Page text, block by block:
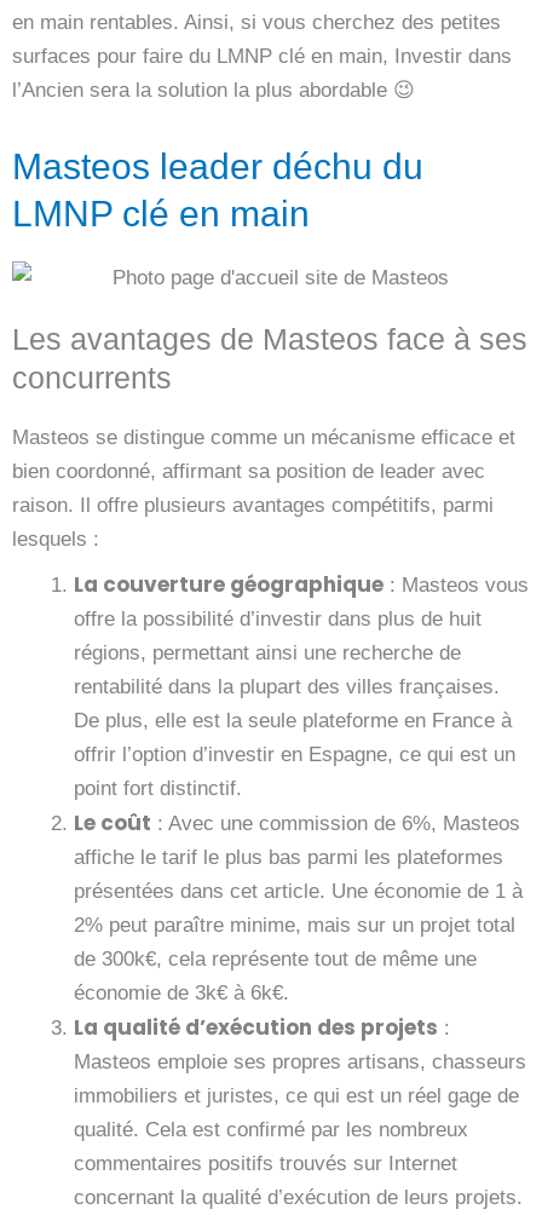
en main rentables. Ainsi, si vous cherchez des petites
surfaces pour faire du LMNP clé en main, Investir dans
l’Ancien sera la solution la plus abordable 😉
Masteos leader déchu du
LMNP clé en main
Les avantages de Masteos face à ses
concurrents
Masteos se distingue comme un mécanisme efficace et
bien coordonné, affirmant sa position de leader avec
raison. Il offre plusieurs avantages compétitifs, parmi
lesquels :
La couverture géographique : Masteos vous
offre la possibilité d’investir dans plus de huit
régions, permettant ainsi une recherche de
rentabilité dans la plupart des villes françaises.
De plus, elle est la seule plateforme en France à
offrir l’option d’investir en Espagne, ce qui est un
point fort distinctif.
Le coût : Avec une commission de 6%, Masteos
affiche le tarif le plus bas parmi les plateformes
présentées dans cet article. Une économie de 1 à
2% peut paraître minime, mais sur un projet total
de 300k€, cela représente tout de même une
économie de 3k€ à 6k€.
La qualité d’exécution des projets :
Masteos emploie ses propres artisans, chasseurs
immobiliers et juristes, ce qui est un réel gage de
qualité. Cela est confirmé par les nombreux
commentaires positifs trouvés sur Internet
concernant la qualité d’exécution de leurs projets.